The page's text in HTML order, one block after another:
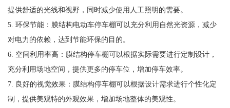
提供舒适的光线和视野，同时减少使用人工照明的需要。
5. 环保节能：膜结构电动车停车棚可以充分利用自然光资源，减少
对电力的依赖，达到节能环保的目的。
6. 空间利用率高：膜结构停车棚可以根据实际需要进行定制设计，
充分利用场地空间，提供更多的停车位，增加停车效率。
7. 良好的视觉效果：膜结构停车棚可以根据设计需求进行个性化定
制，提供美观特的外观效果，增加场地整体的美观性。